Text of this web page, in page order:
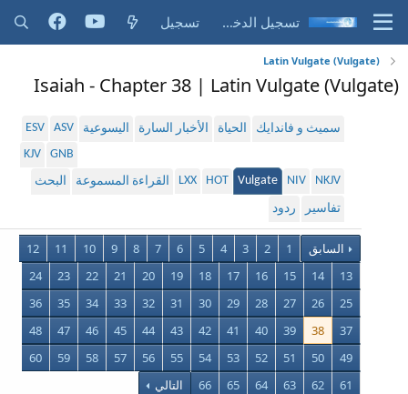
تسجيل الدخول تسجيل
Latin Vulgate (Vulgate)
Isaiah - Chapter 38 | Latin Vulgate (Vulgate)
سميث و فاندايك الحياة الأخبار السارة اليسوعية ASV
ESV
GNB
KJV
NKJV
NIV
Vulgate
HOT
LXX القراءة المسموعة
البحث
تفاسير
ردود
السابق 1
2
3
4
5
6
7
8
9
10
11
12
13
14
15
16
17
18
19
20
21
22
23
24
25
26
27
28
29
30
31
32
33
34
35
36
37
38
39
40
41
42
43
44
45
46
47
48
49
50
51
52
53
54
55
56
57
58
59
60
61
62
63
64
65
66 التالي